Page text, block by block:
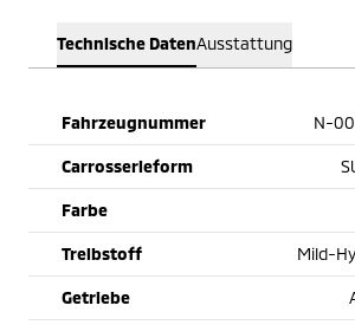
Technische DatenAusstattung
Fahrzeugnummer N-
Carrosserieform
Farbe
Treibstoff Mild-
Getriebe